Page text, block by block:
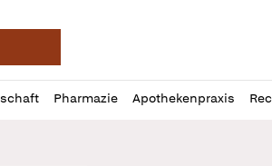
Pharmazie Apothekenpraxis